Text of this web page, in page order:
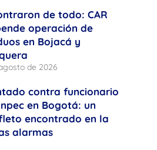
de todo: CAR
operación de
en Bojacá y
de 2026
contra funcionario
en Bogotá: un
encontrado en la
alarmas